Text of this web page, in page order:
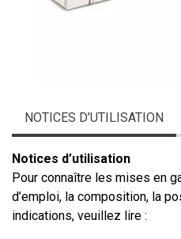
NOTICES D’UTILISATION
Notices d’utilisation
Pour connaître les mises en
d’emploi, la composition, la
indications, veuillez lire :